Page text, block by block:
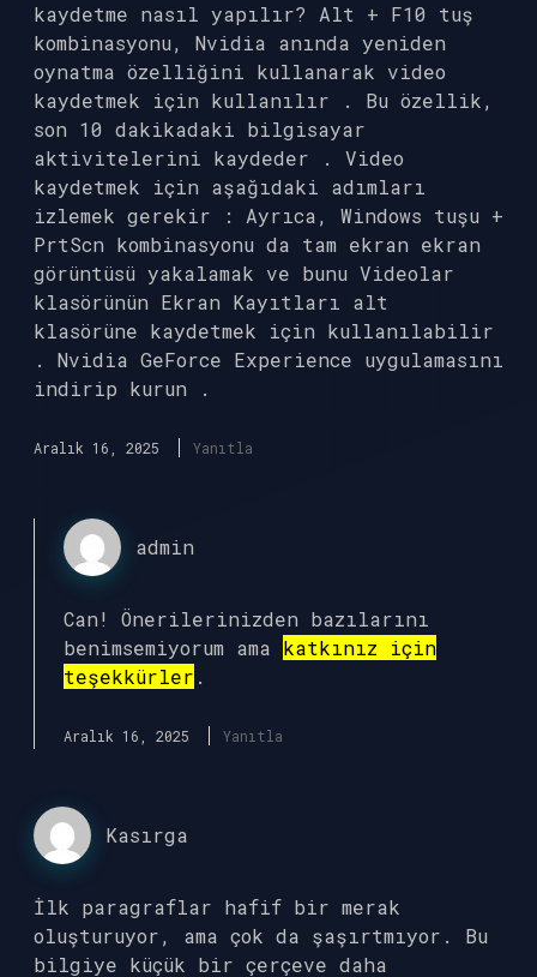
kaydetme nasıl yapılır? Alt + F10 tuş
kombinasyonu, Nvidia anında yeniden
oynatma özelliğini kullanarak video
kaydetmek için kullanılır . Bu özellik,
son 10 dakikadaki bilgisayar
aktivitelerini kaydeder . Video
kaydetmek için aşağıdaki adımları
izlemek gerekir : Ayrıca, Windows tuşu +
PrtScn kombinasyonu da tam ekran ekran
görüntüsü yakalamak ve bunu Videolar
klasörünün Ekran Kayıtları alt
klasörüne kaydetmek için kullanılabilir
. Nvidia GeForce Experience uygulamasını
indirip kurun .
Aralık 16, 2025 Yanıtla
admin
Can! Önerilerinizden bazılarını
benimsemiyorum ama katkınız için
teşekkürler .
Aralık 16, 2025 Yanıtla
Kasırga
İlk paragraflar hafif bir merak
oluşturuyor, ama çok da şaşırtmıyor. Bu
bilgiye küçük bir çerçeve daha